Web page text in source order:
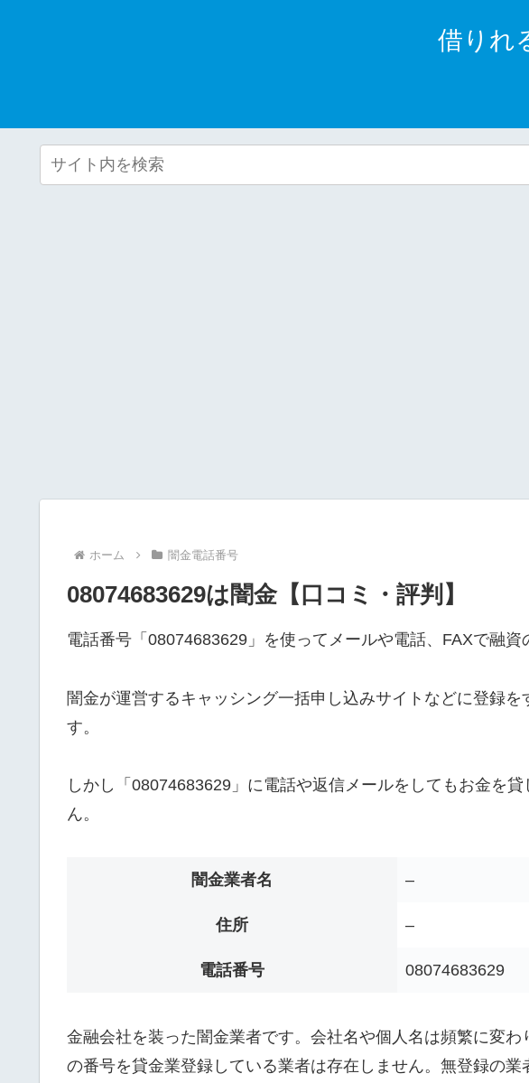
借りれ
ホーム 闇金電話番号
08074683629は闇金【口コミ・評判】
電話番号「08074683629」を使ってメールや電話、FAXで融資
闇金が運営するキャッシング一括申し込みサイトなどに登録を
す。
しかし「08074683629」に電話や返信メールをしてもお金を
ん。
闇金業者名 –
住所 –
電話番号 08074683629
金融会社を装った闇金業者です。会社名や個人名は頻繁に変わ
の番号を貸金業登録している業者は存在しません。無登録の業